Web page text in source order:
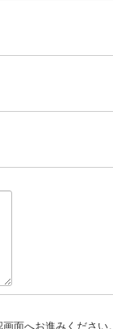
面へお進みください。